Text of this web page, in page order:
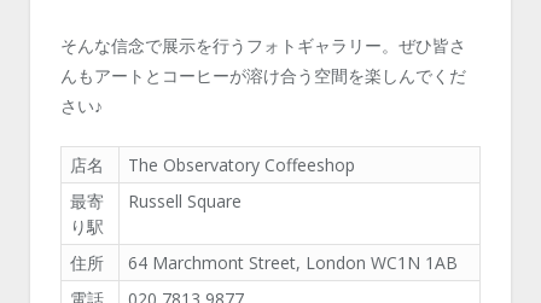
そんな信念で展示を行うフォトギャラリー。ぜひ皆さ
んもアートとコーヒーが溶け合う空間を楽しんでくだ
さい♪
店名
The Observatory Coffeeshop
最寄
り駅
Russell Square
住所
64 Marchmont Street, London WC1N 1AB